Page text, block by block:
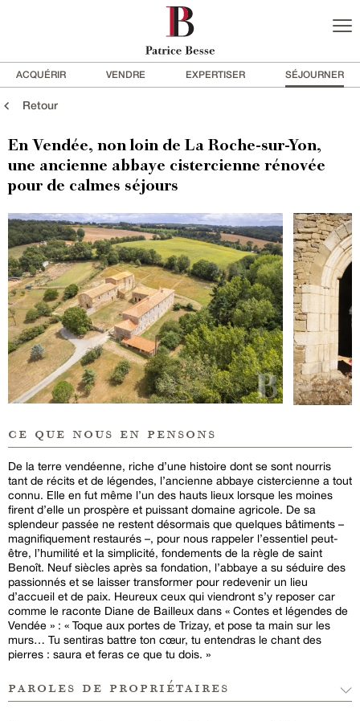
ACQUÉRIR VENDRE EXPERTISER SÉJOURNER
Retour
En Vendée, non loin de La Roche-sur-Yon,
une ancienne abbaye cistercienne rénovée
pour de calmes séjours
ce que nous en pensons
De la terre vendéenne, riche d’une histoire dont se sont nourris
tant de récits et de légendes, l’ancienne abbaye cistercienne a tout
connu. Elle en fut même l’un des hauts lieux lorsque les moines
firent d’elle un prospère et puissant domaine agricole. De sa
splendeur passée ne restent désormais que quelques bâtiments –
magnifiquement restaurés –, pour nous rappeler l’essentiel peut-
être, l’humilité et la simplicité, fondements de la règle de saint
Benoît. Neuf siècles après sa fondation, l’abbaye a su séduire des
passionnés et se laisser transformer pour redevenir un lieu
d’accueil et de paix. Heureux ceux qui viendront s’y reposer car
comme le raconte Diane de Bailleux dans « Contes et légendes de
Vendée » : « Toque aux portes de Trizay, et pose ta main sur les
murs… Tu sentiras battre ton cœur, tu entendras le chant des
pierres : saura et feras ce que tu dois. »
paroles de propriétaires